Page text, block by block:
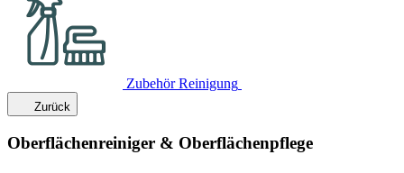
Zubehör Reinigung
Zurück
Oberflächenreiniger & Oberflächenpflege